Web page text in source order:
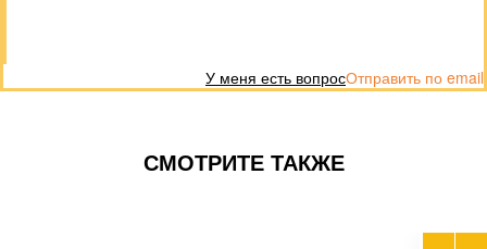
Отправить по email
У меня есть вопрос
СМОТРИТЕ ТАКЖЕ